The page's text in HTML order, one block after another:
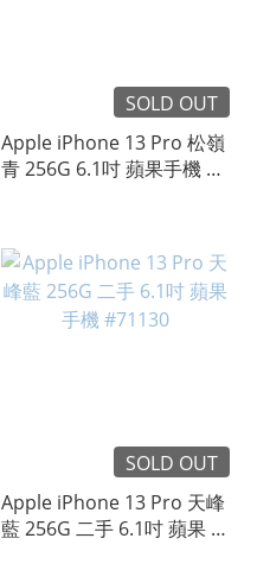
SOLD OUT
Apple iPhone 13 Pro 松嶺
青 256G 6.1吋 蘋果手機 僅
SOLD OUT
Apple iPhone 13 Pro 天峰
藍 256G 二手 6.1吋 蘋果 手